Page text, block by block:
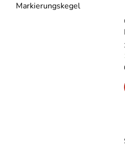
Markierungskegel